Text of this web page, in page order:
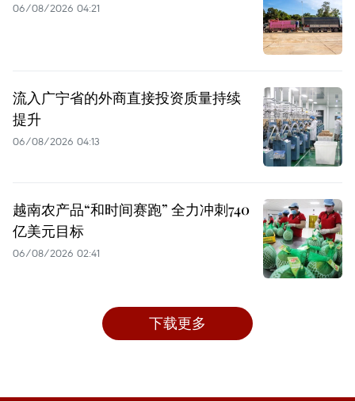
06/08/2026 04:21
流入广宁省的外商直接投资质量持续
提升
06/08/2026 04:13
越南农产品“和时间赛跑” 全力冲刺740
亿美元目标
06/08/2026 02:41
下载更多